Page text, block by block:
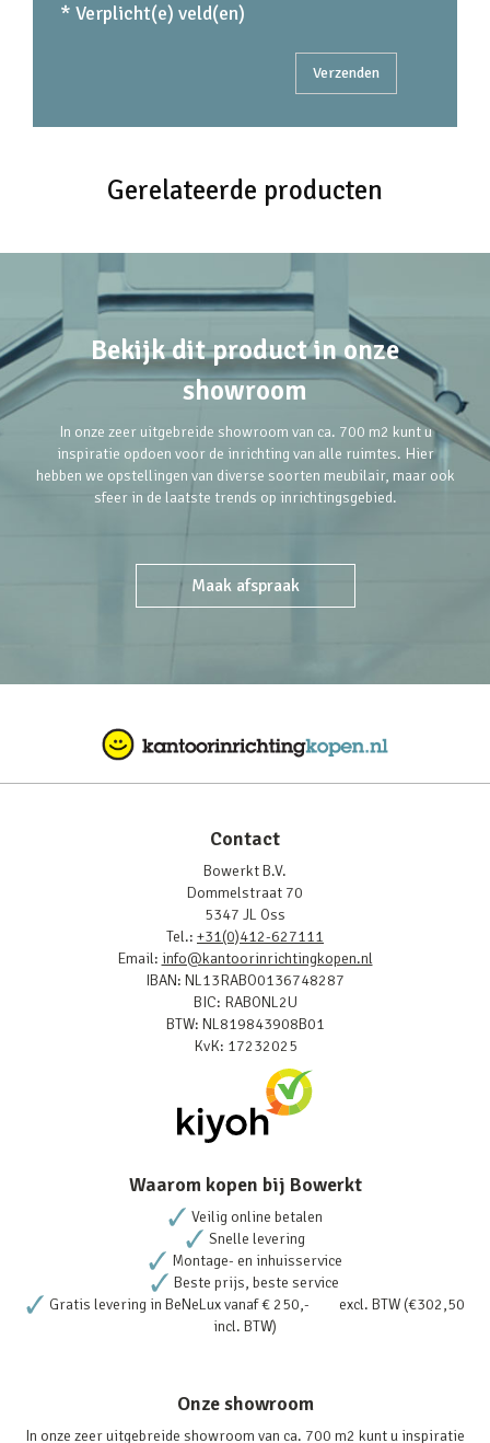
* Verplicht(e) veld(en)
Gerelateerde producten
Bekijk dit product in onze
showroom
In onze zeer uitgebreide showroom van ca. 700 m2 kunt u
inspiratie opdoen voor de inrichting van alle ruimtes. Hier
hebben we opstellingen van diverse soorten meubilair, maar ook
sfeer in de laatste trends op inrichtingsgebied.
Maak afspraak
Contact
Bowerkt B.V.
Dommelstraat 70
5347 JL Oss
Tel.: +31(0)412-627111
Email: info@kantoorinrichtingkopen.nl
IBAN: NL13RABO0136748287
BIC: RABONL2U
BTW: NL819843908B01
KvK: 17232025
Waarom kopen bij Bowerkt
Veilig online betalen
Snelle levering
Montage- en inhuisservice
Beste prijs, beste service
Gratis levering in BeNeLux vanaf € 250,- excl. BTW (€302,50
incl. BTW)
Onze showroom
In onze zeer uitgebreide showroom van ca. 700 m2 kunt u inspiratie